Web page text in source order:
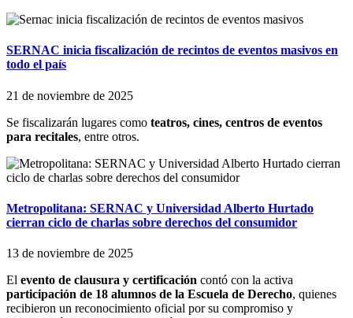
SERNAC inicia fiscalización de recintos de eventos masivos en
todo el país
21 de noviembre de 2025
Se fiscalizarán lugares como teatros, cines, centros de eventos
para recitales, entre otros.
Metropolitana: SERNAC y Universidad Alberto Hurtado
cierran ciclo de charlas sobre derechos del consumidor
13 de noviembre de 2025
El evento de clausura y certificación contó con la activa
participación de 18 alumnos de la Escuela de Derecho, quienes
recibieron un reconocimiento oficial por su compromiso y